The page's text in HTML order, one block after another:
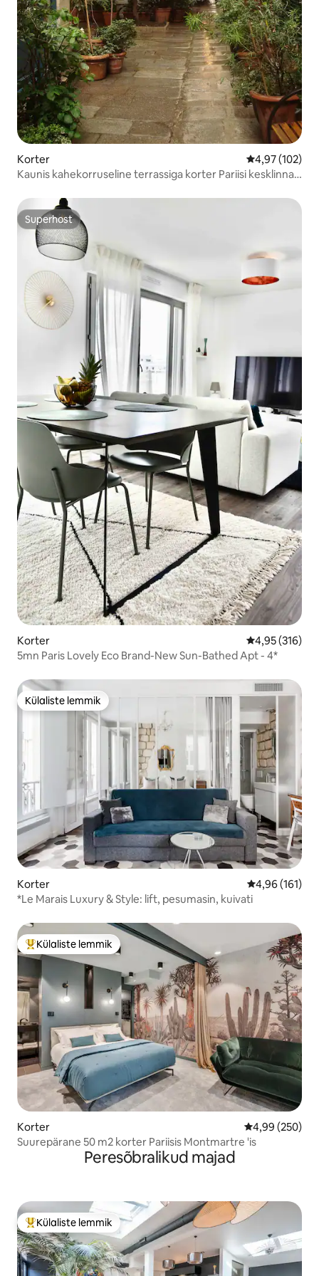
Korter Keskmine
4,97 (102)
Kaunis kahekorruseline terrassiga korter Pariisi kesklinnas
Superhost
Superhost
Korter Keskmine
4,95 (316)
5mn Paris Lovely Eco Brand-New Sun-Bathed Apt - 4*
Külaliste lemmik
Külaliste lemmik
Korter Keskmine
4,96 (161)
*Le Marais Luxury & Style: lift, pesumasin, kuivati
Külaliste suur lemmik
Külaliste lemmik
Korter Keskmine
4,99 (250)
Suurepärane 50 m2 korter Pariisis Montmartre 'is
Peresõbralikud majad
Külaliste suur lemmik
Külaliste lemmik